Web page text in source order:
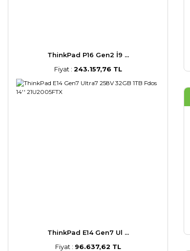
ThinkPad P16 Gen2 İ9 ...
Fiyat : 243.157,76 TL
ThinkPad E14 Gen7 Ul ...
Fiyat : 96.637,62 TL